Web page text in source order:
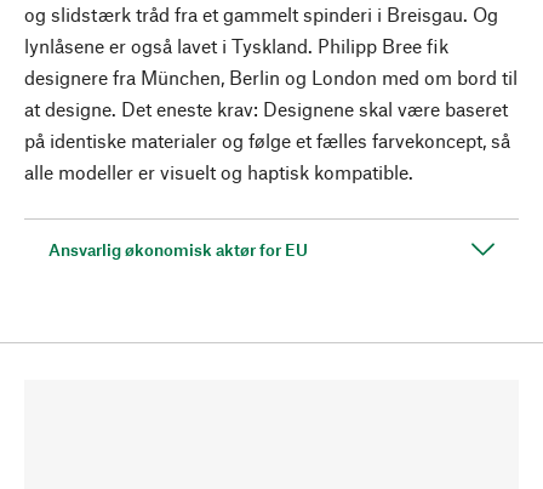
og slidstærk tråd fra et gammelt spinderi i Breisgau. Og
lynlåsene er også lavet i Tyskland. Philipp Bree fik
designere fra München, Berlin og London med om bord til
at designe. Det eneste krav: Designene skal være baseret
på identiske materialer og følge et fælles farvekoncept, så
alle modeller er visuelt og haptisk kompatible.
Ansvarlig økonomisk aktør for EU